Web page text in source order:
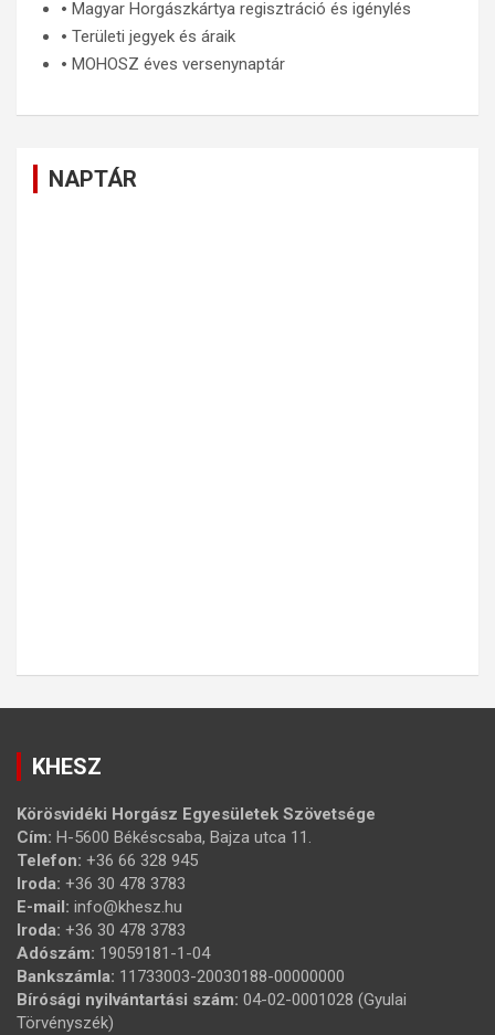
🞄 Magyar Horgászkártya regisztráció és igénylés
🞄 Területi jegyek és áraik
🞄 MOHOSZ éves versenynaptár
NAPTÁR
KHESZ
Körösvidéki Horgász Egyesületek Szövetsége
Cím: H-5600 Békéscsaba, Bajza utca 11.
Telefon: +36 66 328 945
Iroda: +36 30 478 3783
E-mail: info@khesz.hu
Iroda: +36 30 478 3783
Adószám: 19059181-1-04
Bankszámla: 11733003-20030188-00000000
Bírósági nyilvántartási szám: 04-02-0001028 (Gyulai
Törvényszék)